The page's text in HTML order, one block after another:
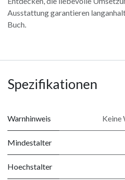
Ausstattung garantieren
Buch.
Spezifikationen
Warnhinweis Keine
Mindestalter
Hoechstalter